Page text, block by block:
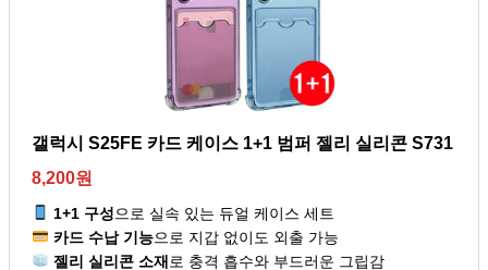
갤럭시 S25FE 카드 케이스 1+1 범퍼 젤리 실리콘 S731
8,200원
1+1 구성으로 실속 있는 듀얼 케이스 세트
카드 수납 기능으로 지갑 없이도 외출 가능
젤리 실리콘 소재로 충격 흡수와 부드러운 그립감